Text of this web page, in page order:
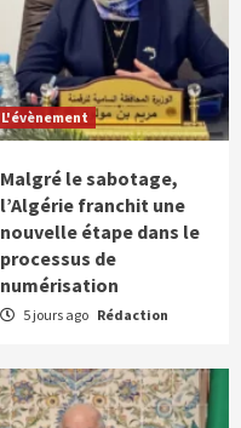
L'évènement
Malgré le sabotage,
l’Algérie franchit une
nouvelle étape dans le
processus de
numérisation
5 jours ago Rédaction